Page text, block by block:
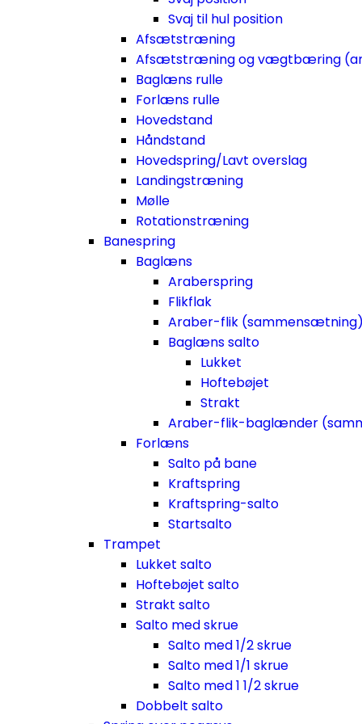
Svaj til hul position
Afsætstræning
Afsætstræning og vægtbæring
Baglæns rulle
Forlæns rulle
Hovedstand
Håndstand
Hovedspring/Lavt overslag
Landingstræning
Mølle
Rotationstræning
Banespring
Baglæns
Araberspring
Flikflak
Araber-flik (sammensætning)
Baglæns salto
Lukket
Hoftebøjet
Strakt
Araber-flik-baglænder
Forlæns
Salto på bane
Kraftspring
Kraftspring-salto
Startsalto
Trampet
Lukket salto
Hoftebøjet salto
Strakt salto
Salto med skrue
Salto med 1/2 skrue
Salto med 1/1 skrue
Salto med 1 1/2 skrue
Dobbelt salto